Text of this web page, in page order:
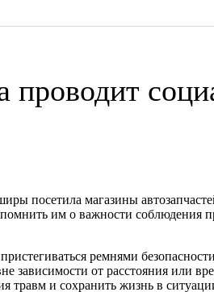
проводит
посетила магазины
им о важности соблюдения
ремнями
зависимости от расстояния или
травм и сохранить жизнь в